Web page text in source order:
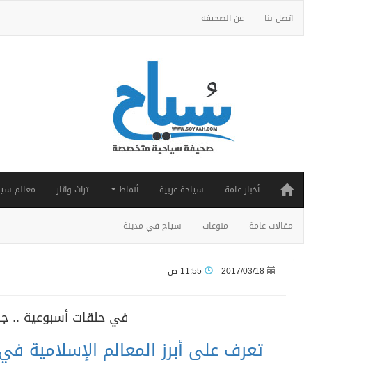
اتصل بنا عن الصحيفة
أخبار عامة سياحة عربية أنماط تراث واثار معالم
مقالات عامة منوعات سياح في مدينة
2017/03/18
في حلقات أسبوعية ..
تعرف على أبرز المعالم الإسلامية